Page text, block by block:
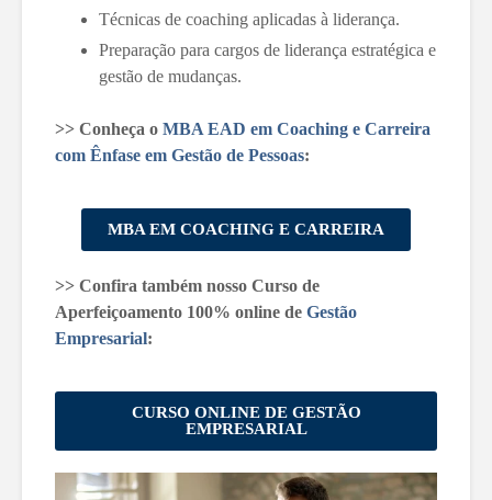
Técnicas de coaching aplicadas à liderança.
Preparação para cargos de liderança estratégica e
gestão de mudanças.
>> Conheça o MBA EAD em Coaching e Carreira
com Ênfase em Gestão de Pessoas:
MBA EM COACHING E CARREIRA
>> Confira também nosso Curso de
Aperfeiçoamento 100% online de Gestão
Empresarial:
CURSO ONLINE DE GESTÃO
EMPRESARIAL